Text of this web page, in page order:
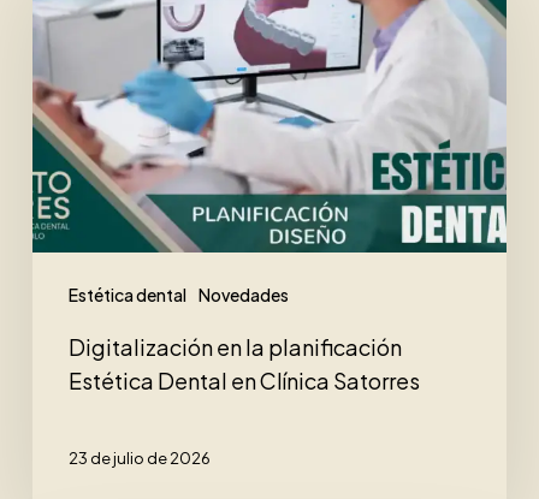
Estética dental Novedades
la
Estética
Dental
Clínica
Satorres
Digitalización en la planificación
Estética Dental en Clínica Satorres
23 de julio de 2026